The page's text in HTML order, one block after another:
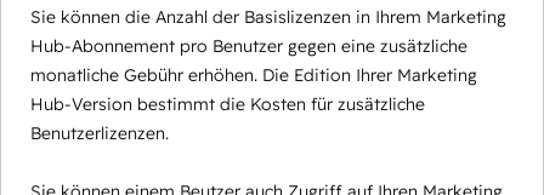
Sie können die Anzahl der Basislizenzen in Ihrem Marketing
Hub-Abonnement pro Benutzer gegen eine zusätzliche
monatliche Gebühr erhöhen. Die Edition Ihrer Marketing
Hub-Version bestimmt die Kosten für zusätzliche
Benutzerlizenzen.